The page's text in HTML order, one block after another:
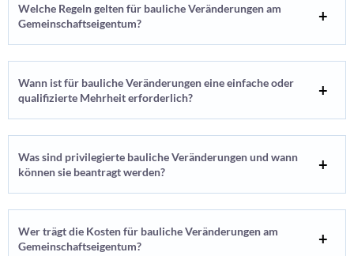
Welche Regeln gelten für bauliche Veränderungen am
Gemeinschaftseigentum?
Wann ist für bauliche Veränderungen eine einfache oder
qualifizierte Mehrheit erforderlich?
Was sind privilegierte bauliche Veränderungen und wann
können sie beantragt werden?
Wer trägt die Kosten für bauliche Veränderungen am
Gemeinschaftseigentum?